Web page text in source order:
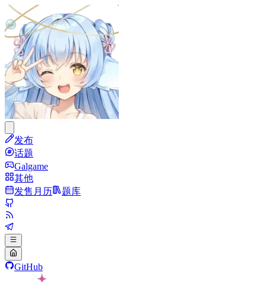
发布
话题
Galgame
其他
发售月历
题库
GitHub